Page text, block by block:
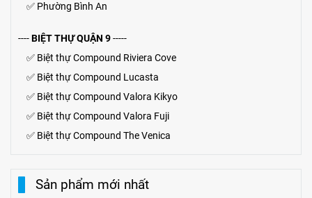
✅ Phường Bình An
----BIỆT THỰ QUẬN 9-----
✅ Biệt thự Compound Riviera Cove
✅ Biệt thựCompound Lucasta
✅ Biệt thựCompound Valora Kikyo
✅ Biệt thự Compound Valora Fuji
✅ Biệt thự Compound The Venica
Sản phẩm mới nhất